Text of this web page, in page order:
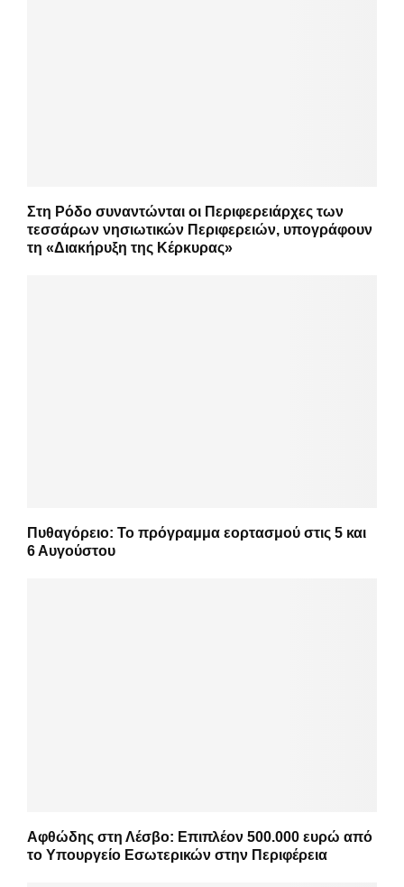
Στη Ρόδο συναντώνται οι Περιφερειάρχες των
τεσσάρων νησιωτικών Περιφερειών, υπογράφουν
τη «Διακήρυξη της Κέρκυρας»
Πυθαγόρειο: Το πρόγραμμα εορτασμού στις 5 και
6 Αυγούστου
Αφθώδης στη Λέσβο: Επιπλέον 500.000 ευρώ από
το Υπουργείο Εσωτερικών στην Περιφέρεια